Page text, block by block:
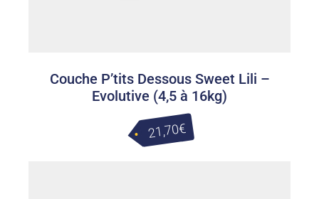
Couche P’tits Dessous Sweet Lili –
Evolutive (4,5 à 16kg)
21,70€